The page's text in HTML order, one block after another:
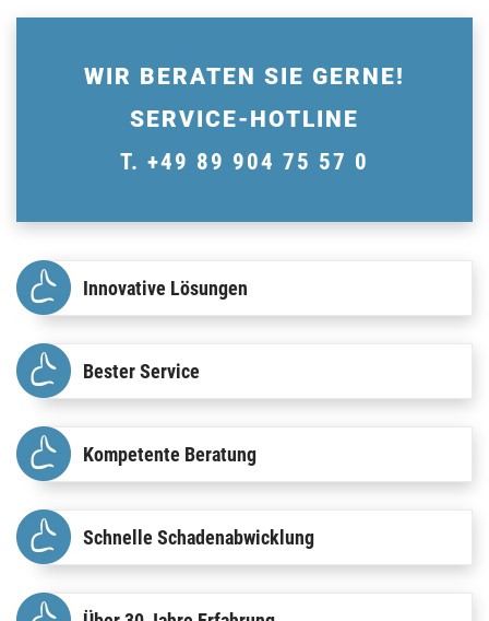
WIR BERATEN SIE GERNE!
SERVICE-HOTLINE
T. +49 89 904 75 57 0
Innovative Lösungen
Bester Service
Kompetente Beratung
Schnelle Schadenabwicklung